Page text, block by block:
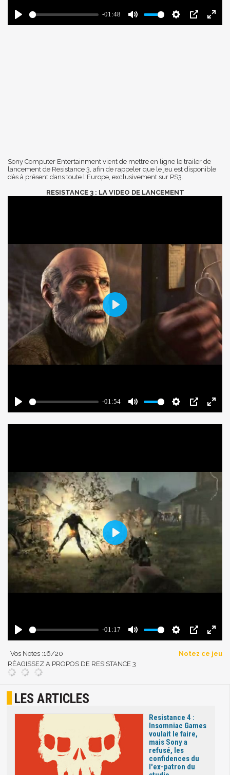
Sony Computer Entertainment vient de mettre en ligne le trailer de
lancement de Resistance 3, afin de rappeler que le jeu est disponible
dès à présent dans toute l'Europe, exclusivement sur PS3.
RESISTANCE 3 : LA VIDEO DE LANCEMENT
Vos Notes :16/20
Notez ce jeu
RÉAGISSEZ A PROPOS DE RESISTANCE 3
LES ARTICLES
Resistance 4 :
Insomniac Games
voulait le faire,
mais Sony a
refusé, les
confidences du
l'ex-patron du